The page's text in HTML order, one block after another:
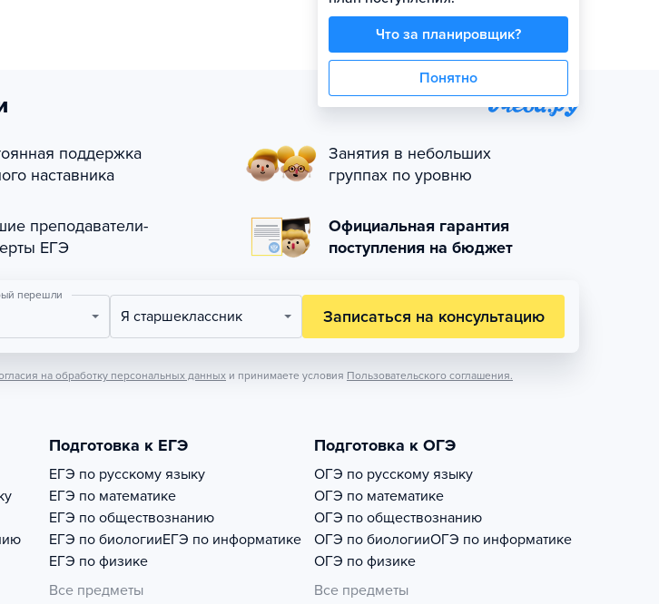
Что за планировщик?
Понятно
поддержка
наставника
Занятия в небольших
группах по уровню
преподаватели-
ЕГЭ
Официальная гарантия
поступления на бюджет
перешли
Я старшеклассник Записаться на консультацию
на обработку персональных данных и принимаете условия Пользовательского соглашения.
Подготовка к ЕГЭ
ЕГЭ по русскому языку
ЕГЭ по математике
ЕГЭ по обществознанию
ЕГЭ по биологииЕГЭ по информатике
ЕГЭ по физике
Все предметы
Подготовка к ОГЭ
ОГЭ по русскому языку
ОГЭ по математике
ОГЭ по обществознанию
ОГЭ по биологииОГЭ по информатике
ОГЭ по физике
Все предметы